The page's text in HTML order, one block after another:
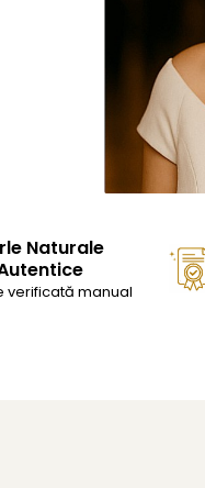
Naturale
verificată manual